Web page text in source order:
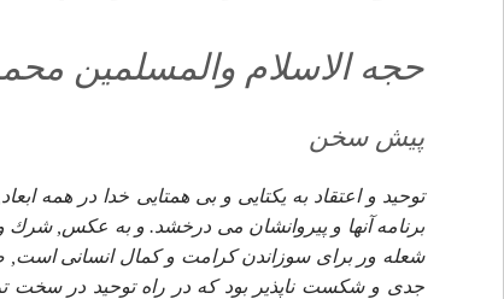
حجه الاسلام والمسلمين
پيش سخن
توحيد و اعتقاد به يكتايى و بى همتايى خدا در همه
برنامه آنها و پيروانشان مى درخشد. و به عكس,
شعله ور براى سوزاندن كرامت و كمال انسانى است,
جدى و شكست ناپذير بود كه در راه توحيد در سخت